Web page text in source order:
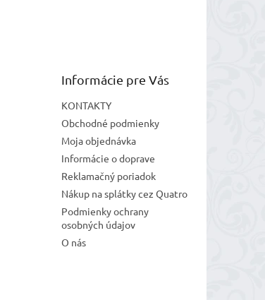
Informácie pre Vás
KONTAKTY
Obchodné podmienky
Moja objednávka
Informácie o doprave
Reklamačný poriadok
Nákup na splátky cez Quatro
Podmienky ochrany
osobných údajov
O nás